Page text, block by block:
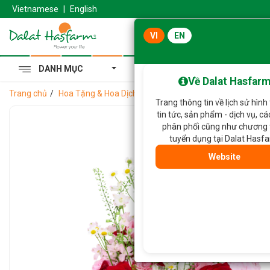
Vietnamese English
DANH MỤC
Trang chủ Hoa Tặng & Hoa Dịch Vụ
VI EN
Về Dalat Hasfarm
Trang thông tin về lịch sử hình
tin tức, sản phẩm - dịch vụ,
phân phối cũng như chương
tuyển dụng tại Dalat
Website